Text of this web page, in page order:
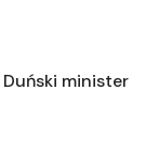
minister